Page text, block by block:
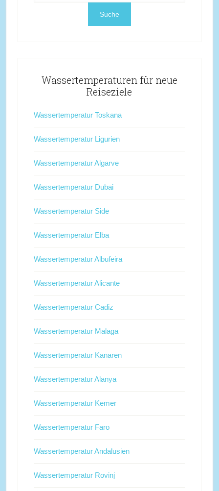
Wassertemperaturen für neue
Reiseziele
Wassertemperatur Toskana
Wassertemperatur Ligurien
Wassertemperatur Algarve
Wassertemperatur Dubai
Wassertemperatur Side
Wassertemperatur Elba
Wassertemperatur Albufeira
Wassertemperatur Alicante
Wassertemperatur Cadiz
Wassertemperatur Malaga
Wassertemperatur Kanaren
Wassertemperatur Alanya
Wassertemperatur Kemer
Wassertemperatur Faro
Wassertemperatur Andalusien
Wassertemperatur Rovinj